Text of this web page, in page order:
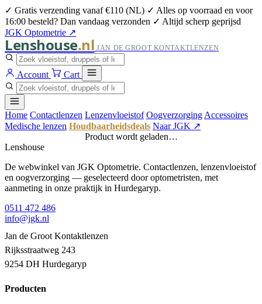
✓ Gratis verzending vanaf €110 (NL) ✓ Alles op voorraad en voor
16:00 besteld? Dan vandaag verzonden ✓ Altijd scherp geprijsd
JGK Optometrie ↗
Lenshouse.nl JAN DE GROOT KONTAKTLENZEN
Account Cart
Home Contactlenzen Lenzenvloeistof Oogverzorging Accessoires
Medische lenzen Houdbaarheidsdeals Naar JGK ↗
Product wordt geladen…
Lenshouse
De webwinkel van JGK Optometrie. Contactlenzen, lenzenvloeistof
en oogverzorging — geselecteerd door optometristen, met
aanmeting in onze praktijk in Hurdegaryp.
0511 472 486
info@jgk.nl
Jan de Groot Kontaktlenzen
Rijksstraatweg 243
9254 DH Hurdegaryp
Producten